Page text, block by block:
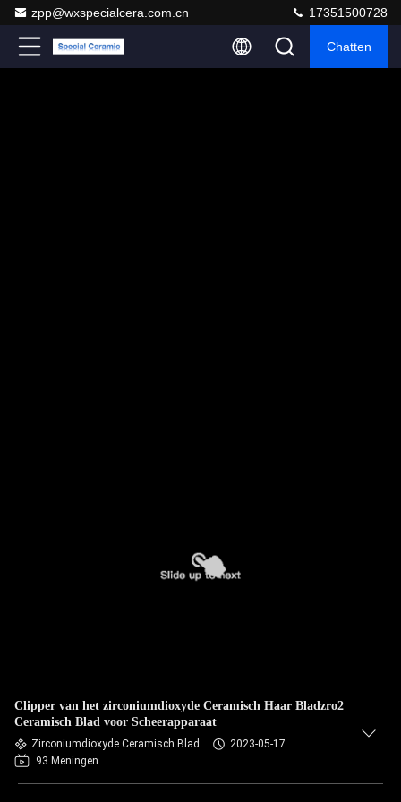
zpp@wxspecialcera.com.cn 17351500728
Chatten
Clipper van het zirconiumdioxyde Ceramisch Haar Bladzro2
Ceramisch Blad voor Scheerapparaat
Zirconiumdioxyde Ceramisch Blad
2023-05-17
93 Meningen